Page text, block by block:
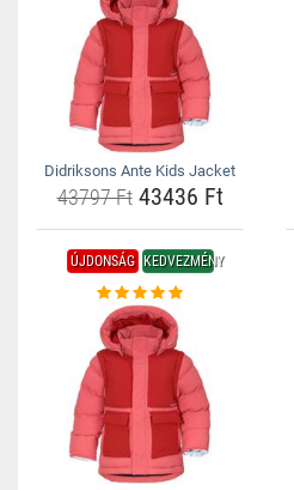
Didriksons Ante Kids Jacket
43797 Ft43436 Ft
ÚJDONSÁG KEDVEZMÉNY